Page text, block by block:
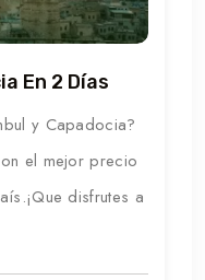
En 2 Días
y Capadocia?
el mejor precio
disfrutes a